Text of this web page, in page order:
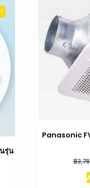
รุ่น
Panasonic
฿